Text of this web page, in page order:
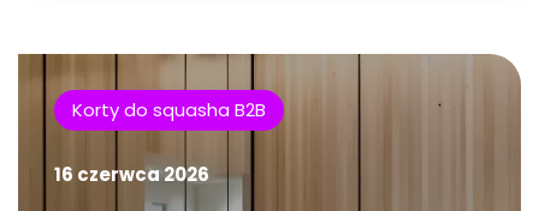
Korty do squasha B2B
16 czerwca 2026